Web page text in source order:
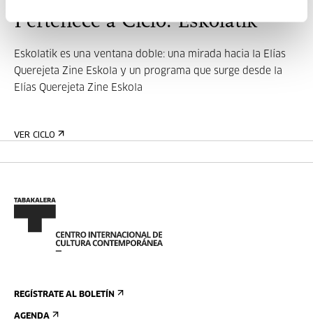
Pertenece a Ciclo: Eskolatik
Eskolatik es una ventana doble: una mirada hacia la Elías
Querejeta Zine Eskola y un programa que surge desde la
Elías Querejeta Zine Eskola
VER CICLO
REGÍSTRATE AL BOLETÍN
AGENDA